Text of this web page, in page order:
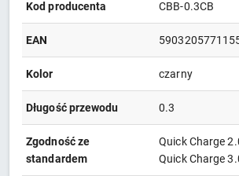
Kod producenta CBB-0.3CB
EAN
Kolor czarny
Długość przewodu 0.3
Zgodność ze
standardem
Quick Charge
Quick Charge